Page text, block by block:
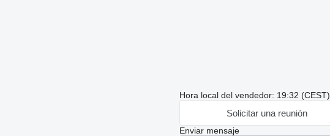
Hora local del vendedor: 19:32 (CEST)
Solicitar una reunión
Enviar mensaje